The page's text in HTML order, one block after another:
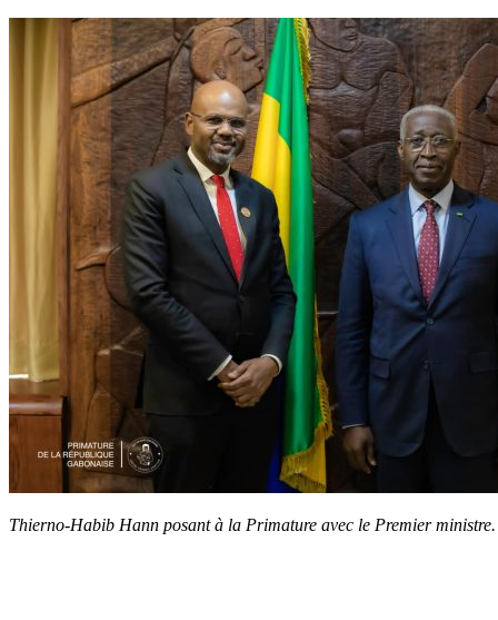
Thierno-Habib Hann posant à la Primature avec le Premier